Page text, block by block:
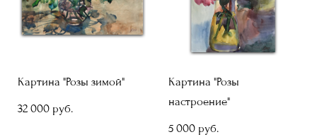
Картина "Розы зимой"
32 000 pуб.
Картина "Розы
настроение"
5 000 pуб.